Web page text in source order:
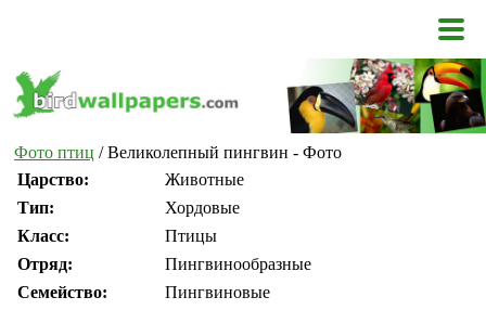
Фото птиц / Великолепный пингвин - Фото
Царство:
Животные
Тип:
Хордовые
Класс:
Птицы
Отряд:
Пингвинообразные
Семейство:
Пингвиновые